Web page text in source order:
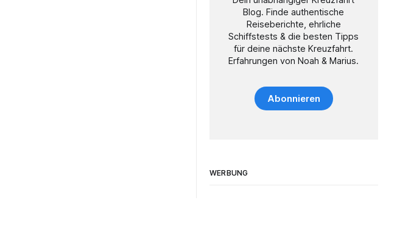
Blog. Finde authentische
Reiseberichte, ehrliche
Schiffstests & die besten Tipps
für deine nächste Kreuzfahrt.
Erfahrungen von Noah & Marius.
Abonnieren
WERBUNG